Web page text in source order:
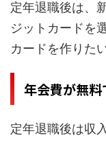
定年退職後は、
ジットカードを
カードを作りた
年会費が無料
定年退職後は収